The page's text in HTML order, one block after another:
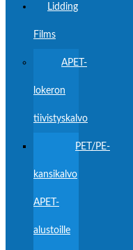
Lidding
Films
APET-
lokeron
tiivistyskalvo
PET/PE-
kansikalvo
APET-
alustoille